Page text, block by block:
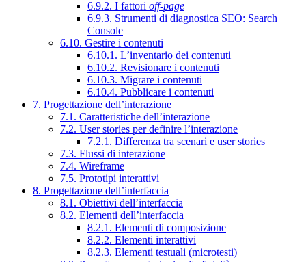
6.9.2. I fattori off-page
6.9.3. Strumenti di diagnostica SEO: Search
Console
6.10. Gestire i contenuti
6.10.1. L’inventario dei contenuti
6.10.2. Revisionare i contenuti
6.10.3. Migrare i contenuti
6.10.4. Pubblicare i contenuti
7. Progettazione dell’interazione
7.1. Caratteristiche dell’interazione
7.2. User stories per definire l’interazione
7.2.1. Differenza tra scenari e user stories
7.3. Flussi di interazione
7.4. Wireframe
7.5. Prototipi interattivi
8. Progettazione dell’interfaccia
8.1. Obiettivi dell’interfaccia
8.2. Elementi dell’interfaccia
8.2.1. Elementi di composizione
8.2.2. Elementi interattivi
8.2.3. Elementi testuali (microtesti)